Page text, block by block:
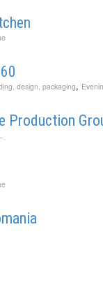
design, packaging,
Production